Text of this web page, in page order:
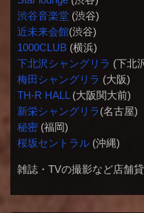
渋谷音楽堂(渋谷)
近未来会館(渋谷)
1000CLUB(横浜)
下北沢シャングリラ (下北
梅田シャングリラ (大阪)
TH-R HALL(大阪関大前)
新栄シャングリラ(名古屋)
秘密(福岡)
桜坂セントラル(沖縄)
雑誌・TVの撮影など店舗